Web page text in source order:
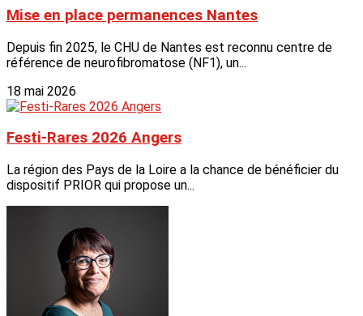
Mise en place permanences Nantes
Depuis fin 2025, le CHU de Nantes est reconnu centre de
référence de neurofibromatose (NF1), un...
18 mai 2026
Festi-Rares 2026 Angers
La région des Pays de la Loire a la chance de bénéficier du
dispositif PRIOR qui propose un...